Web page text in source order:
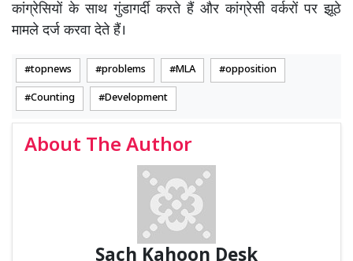
कांग्रेसियों के साथ गुंडागर्दी करते हैं और कांग्रेसी वर्करों पर झूठे
मामले दर्ज करवा देते हैं।
topnews problems MLA opposition
Counting Development
About The Author